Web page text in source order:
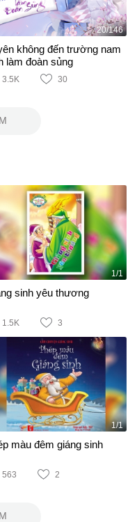
20/146
không đến trường nam
làm đoàn sủng
3.5K 30
1/1
sinh yêu thương
1.5K 3
1/1
màu đêm giáng sinh
563 2